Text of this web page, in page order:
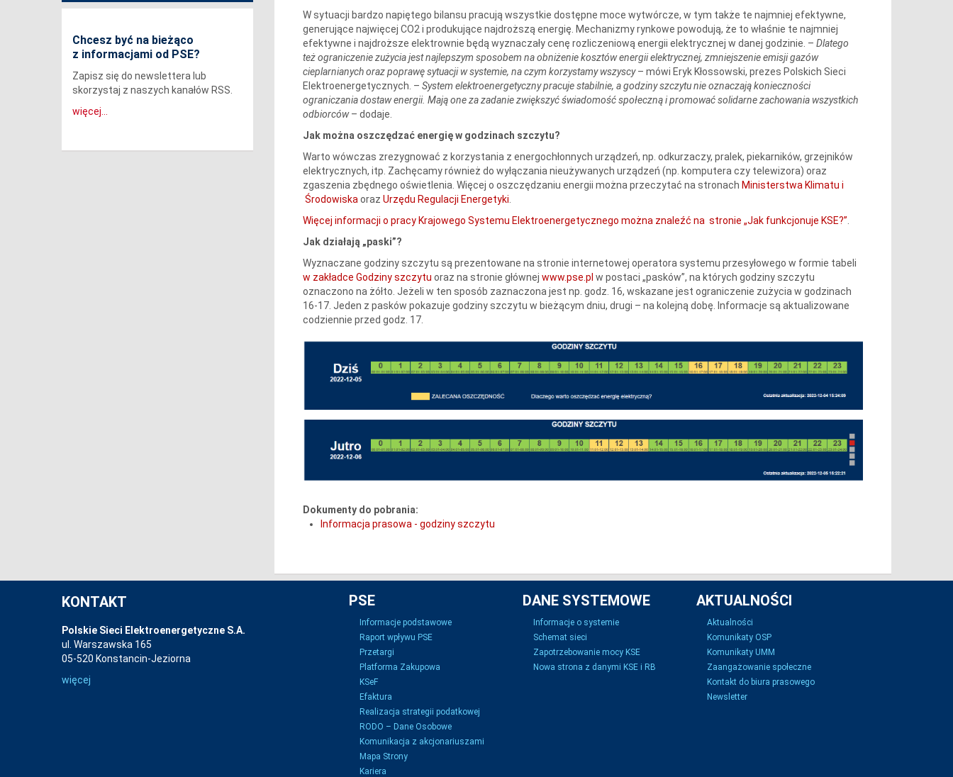
Chcesz być na bieżąco
z informacjami od PSE?
Zapisz się do newslettera lub
skorzystaj z naszych kanałów RSS.
więcej...
W sytuacji bardzo napiętego bilansu pracują wszystkie dostępne moce wytwórcze, w tym także te najmniej efektywne,
generujące najwięcej CO2 i produkujące najdroższą energię. Mechanizmy rynkowe powodują, że to właśnie te najmniej
efektywne i najdroższe elektrownie będą wyznaczały cenę rozliczeniową energii elektrycznej w danej godzinie. – Dlatego
też ograniczenie zużycia jest najlepszym sposobem na obniżenie kosztów energii elektrycznej, zmniejszenie emisji gazów
cieplarnianych oraz poprawę sytuacji w systemie, na czym korzystamy wszyscy– mówi Eryk Kłossowski, prezes Polskich Sieci
Elektroenergetycznych. – System elektroenergetyczny pracuje stabilnie, a godziny szczytu nie oznaczają konieczności
ograniczania dostaw energii. Mają one za zadanie zwiększyć świadomość społeczną i promować solidarne zachowania wszystkich
odbiorców– dodaje.
Jak można oszczędzać energię w godzinach szczytu?
Warto wówczas zrezygnować z korzystania z energochłonnych urządzeń, np. odkurzaczy, pralek, piekarników, grzejników
elektrycznych, itp. Zachęcamy również do wyłączania nieużywanych urządzeń (np. komputera czy telewizora) oraz
zgaszenia zbędnego oświetlenia. Więcej o oszczędzaniu energii można przeczytać na stronach Ministerstwa Klimatu i
Środowiska oraz Urzędu Regulacji Energetyki
Więcej informacji o pracy Krajowego Systemu Elektroenergetycznego można znaleźć na stronie „Jak funkcjonuje KSE?”
Jak działają „paski”?
Wyznaczane godziny szczytu są prezentowane na stronie internetowej operatora systemu przesyłowego w formie tabeli
w zakładce Godziny szczytu oraz na stronie głównej www.pse.pl w postaci „pasków”, na których godziny szczytu
oznaczono na żółto. Jeżeli w ten sposób zaznaczona jest np. godz. 16, wskazane jest ograniczenie zużycia w godzinach
16-17. Jeden z pasków pokazuje godziny szczytu w bieżącym dniu, drugi – na kolejną dobę. Informacje są aktualizowane
codziennie przed godz. 17.
Dokumenty do pobrania:
Informacja prasowa - godziny szczytu
KONTAKT
Polskie Sieci Elektroenergetyczne S.A.
ul. Warszawska 165
05-520 Konstancin-Jeziorna
więcej
PSE
Informacje podstawowe
Raport wpływu PSE
Przetargi
Platforma Zakupowa
KSeF
Efaktura
Realizacja strategii podatkowej
RODO – Dane Osobowe
Komunikacja z akcjonariuszami
Mapa Strony
Kariera
DANE SYSTEMOWE
Informacje o systemie
Schemat sieci
Zapotrzebowanie mocy KSE
Nowa strona z danymi KSE i RB
AKTUALNOŚCI
Aktualności
Komunikaty OSP
Komunikaty UMM
Zaangażowanie społeczne
Kontakt do biura prasowego
Newsletter